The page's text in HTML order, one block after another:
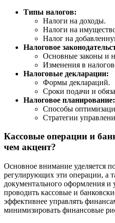
Типы налогов:
Налоги на доходы.
Налоги на
Налог на
Налоговое
Основные законы и
Изменения в
Налоговые декларации:
Формы деклараций.
Сроки подачи и
Налоговое планирование:
Способы
Стратегии
Кассовые операции и
чем акцент?
Основное внимание уделяется
регулирующих эти операции, а
документального оформления и
проводить кассовые и
эффективнее управлять
минимизировать финансовые